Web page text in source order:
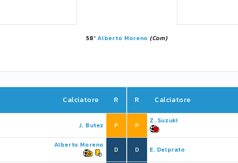
58'Alberto Moreno (Com)
Calciatore R
J. Butez P
Alberto Moreno
D
R Calciatore
P
Z. Suzuki
D E. Delprato